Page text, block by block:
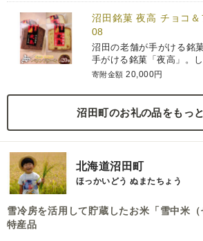
沼田銘菓 夜高 チョコ
08
沼田の老舗が手がける銘
手がける銘菓「夜高」。
寄附金額 20,000円
沼田町のお礼の品をもっ
北海道沼田町
ほっかいどう ぬまたちょう
雪冷房を活用して貯蔵したお米「雪中米
特産品